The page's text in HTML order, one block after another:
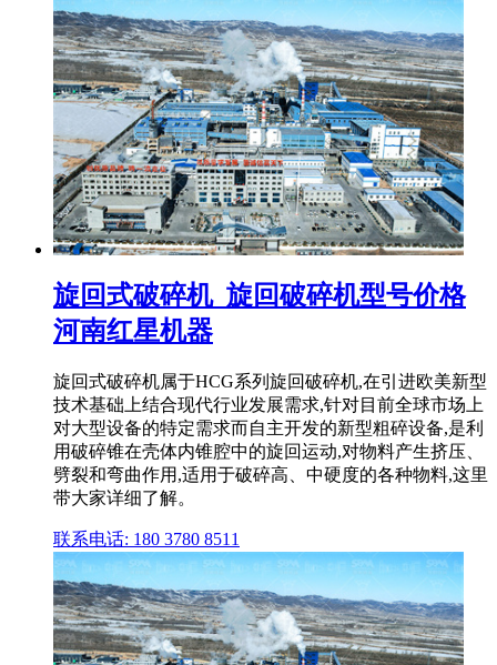
旋回式破碎机_旋回破碎机型号价格
河南红星机器
旋回式破碎机属于HCG系列旋回破碎机,在引进欧美新型
技术基础上结合现代行业发展需求,针对目前全球市场上
对大型设备的特定需求而自主开发的新型粗碎设备,是利
用破碎锥在壳体内锥腔中的旋回运动,对物料产生挤压、
劈裂和弯曲作用,适用于破碎高、中硬度的各种物料,这里
带大家详细了解。
联系电话: 180 3780 8511